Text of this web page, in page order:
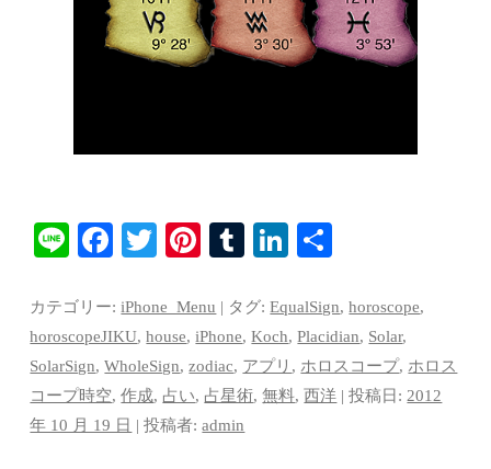
Li
Fa
bo
ok
T
tte
r
Pi
er
es
t
T
m
bl
r
Li
ed
In
カテゴリー:iPhone_Menu | タグ:EqualSign,horoscope,
horoscopeJIKU,house,iPhone,Koch,Placidian, Solar,
SolarSign,WholeSign,zodiac, アプリ ,ホロスコープ,ホロス
コープ時空,作成, 占い, 占星術,無料,西洋 | 投稿日:2012
年 10 月 19 日 |投稿者:admin